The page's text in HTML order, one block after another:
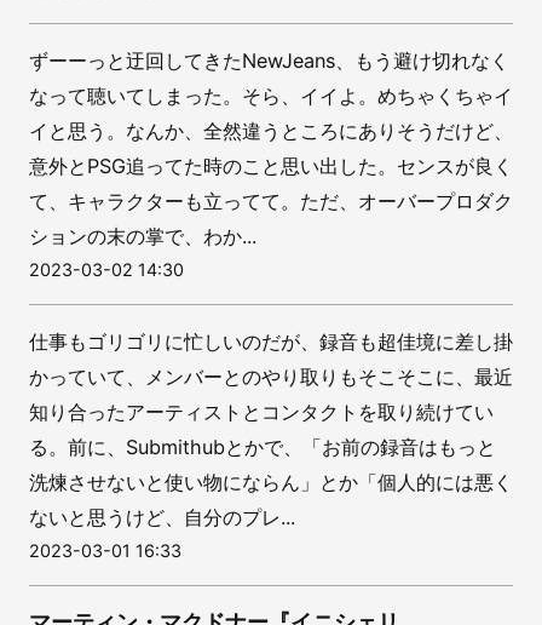
ずーーっと迂回してきたNewJeans、もう避け切れなく
なって聴いてしまった。そら、イイよ。めちゃくちゃイ
イと思う。なんか、全然違うところにありそうだけど、
意外とPSG追ってた時のこと思い出した。センスが良く
て、キャラクターも立ってて。ただ、オーバープロダク
ションの末の掌で、わか...
2023-03-02 14:30
仕事もゴリゴリに忙しいのだが、録音も超佳境に差し掛
かっていて、メンバーとのやり取りもそこそこに、最近
知り合ったアーティストとコンタクトを取り続けてい
る。前に、Submithubとかで、「お前の録音はもっと
洗煉させないと使い物にならん」とか「個人的には悪く
ないと思うけど、自分のプレ...
2023-03-01 16:33